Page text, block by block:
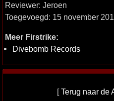
Reviewer: Jeroen
Toegevoegd: 15 november
Meer Firstrike:
Divebomb Records
[Terug naar de